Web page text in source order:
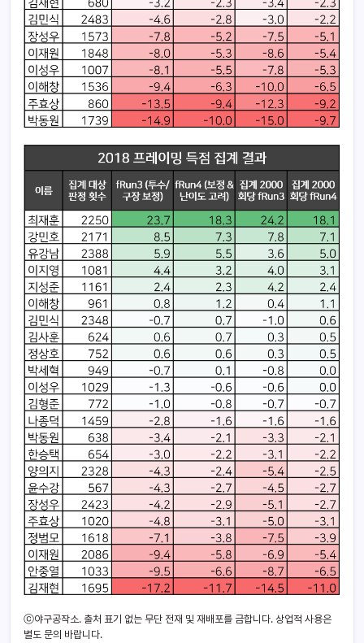
ⓒ야구공작소. 출처 표기 없는 무단 전재 및 재배포를 금합니다. 상업적 사용은
별도 문의 바랍니다.